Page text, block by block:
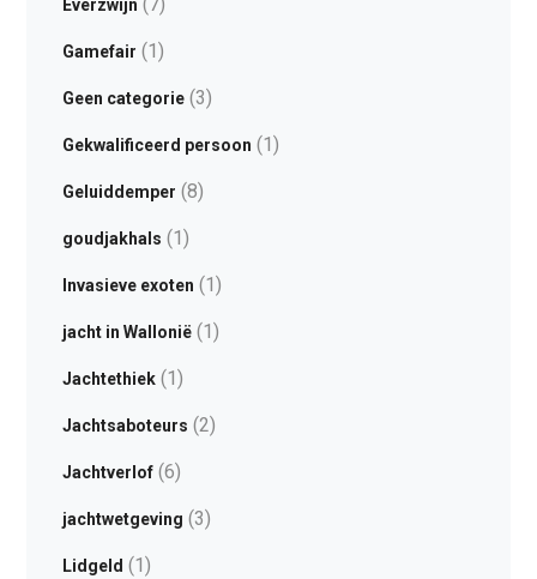
Everzwijn (7)
Gamefair (1)
Geen categorie(3)
Gekwalificeerd persoon (1)
Geluiddemper (8)
goudjakhals (1)
Invasieve exoten (1)
jacht in Wallonië(1)
Jachtethiek(1)
Jachtsaboteurs (2)
Jachtverlof(6)
jachtwetgeving (3)
Lidgeld (1)